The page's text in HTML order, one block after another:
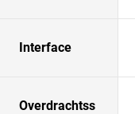
Interface
Overdrachtss